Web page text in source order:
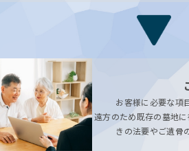
お客様に必要な項
遠方のため既存の墓地
きの法要やご遺骨